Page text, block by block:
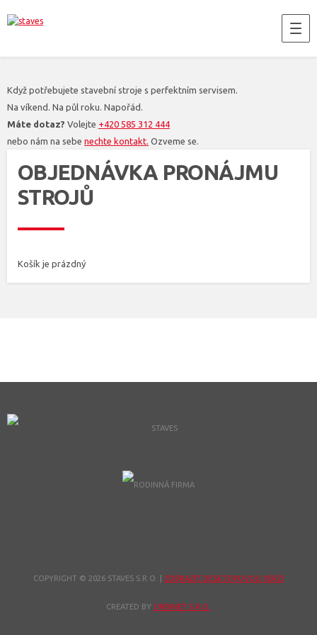
Když potřebujete stavební stroje s perfektním servisem.
Na víkend. Na půl roku. Napořád.
Máte dotaz? Volejte +420 585 312 444
nebo nám na sebe nechte kontakt. Ozveme se.
OBJEDNÁVKA PRONÁJMU
STROJŮ
Košík je prázdný
COPYRIGHT © 2026 STAVES S.R.O. ZOBRAZIT DESKTOPOVOU VERZI
CREATED BY ORBINET S.R.O.